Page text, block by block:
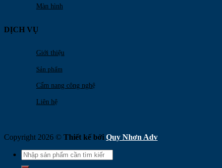
Màn hình
DỊCH VỤ
Giới thiệu
Sản phẩm
Cẩm nang công nghệ
Liên hệ
Copyright 2026 © Thiết kế bởi Quy Nhơn Adv
Search
for: